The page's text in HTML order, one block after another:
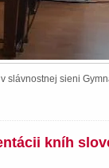
slávnostnej sieni
kníh